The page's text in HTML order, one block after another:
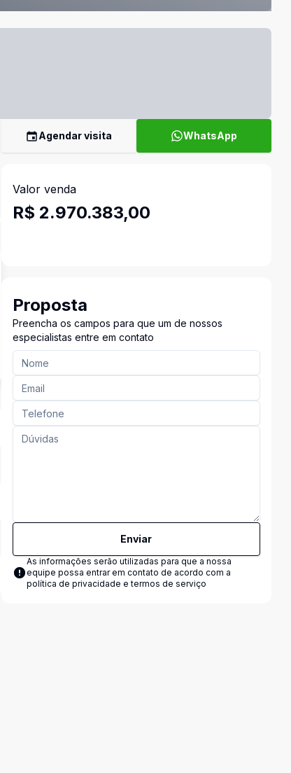
Agendar visita WhatsApp
Valor venda
R$ 2.970.383,00
Proposta
Preencha os campos para que um de nossos
especialistas entre em contato
Enviar
As informações serão utilizadas para que a nossa
equipe possa entrar em contato de acordo com a
política de privacidade e termos de serviço